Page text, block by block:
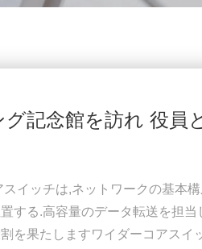
記念館を訪れ 役員
イッチは,ネットワークの基本
する.高容量のデータ転送を担
を果たしますワイダーコアスイ